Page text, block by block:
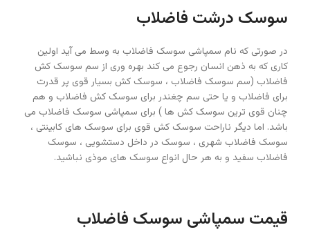
سوسک درشت فاضلاب
در صورتی که نام سمپاشی سوسک فاضلاب به وسط می آید اولین
کاری که به ذهن انسان رجوع می کند بهره وری از سم سوسک کش
فاضلاب (سم سوسک فاضلاب ، سوسک کش بسیار قوی پر قدرت
برای فاضلاب و یا حتی سم چغندر برای سوسک کش فاضلاب و هم
چنان قوی ترین سوسک کش ها ) برای سمپاشی سوسک فاضلاب می
باشد. اما دیگر ناراحت سوسک کش قوی برای سوسک های کابینتی ،
سوسک فاضلاب شهری ، سوسک در داخل دستشویی ، سوسک
فاضلاب سفید و به هر حال انواع سوسک های موذی نباشید.
قیمت سمپاشی سوسک فاضلاب